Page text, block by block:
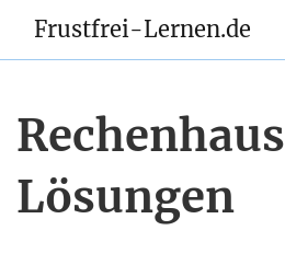
Frustfrei-Lernen.de
Rechenhaus
Lösungen